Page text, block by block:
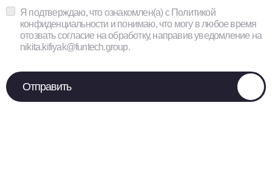
Я подтверждаю, что ознакомлен(а) с Политикой
конфиденциальности и понимаю, что могу в любое время
отозвать согласие на обработку, направив уведомление на
nikita.kifiyak@funtech.group.
Отправить